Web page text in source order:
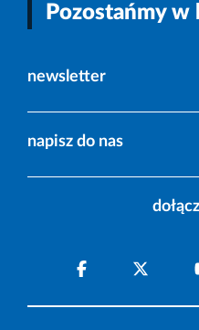
Pozostańmy w
newsletter
napisz do nas